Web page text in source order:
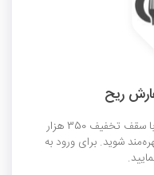
با وارد کردن کد می‌توانید از %35 تخفیف با سقف تخفیف 350 هزار
شوید. برای ورود به